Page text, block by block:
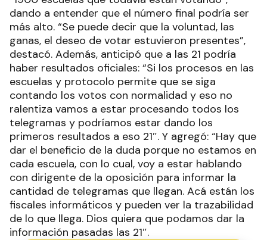
dando a entender que el número final podría ser
más alto. “Se puede decir que la voluntad, las
ganas, el deseo de votar estuvieron presentes”,
destacó. Además, anticipó que a las 21 podría
haber resultados oficiales: “Si los procesos en las
escuelas y protocolo permite que se siga
contando los votos con normalidad y eso no
ralentiza vamos a estar procesando todos los
telegramas y podríamos estar dando los
primeros resultados a eso 21″. Y agregó: “Hay que
dar el beneficio de la duda porque no estamos en
cada escuela, con lo cual, voy a estar hablando
con dirigente de la oposición para informar la
cantidad de telegramas que llegan. Acá están los
fiscales informáticos y pueden ver la trazabilidad
de lo que llega. Dios quiera que podamos dar la
información pasadas las 21″.